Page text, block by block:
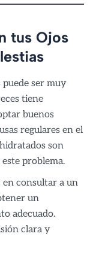
tus Ojos
puede ser muy
tiene
buenos
regulares en el
son
problema.
en consultar a un
un
adecuado.
clara y